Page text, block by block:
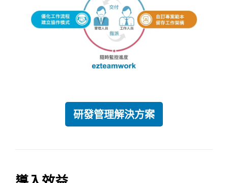
研發管理解決方案